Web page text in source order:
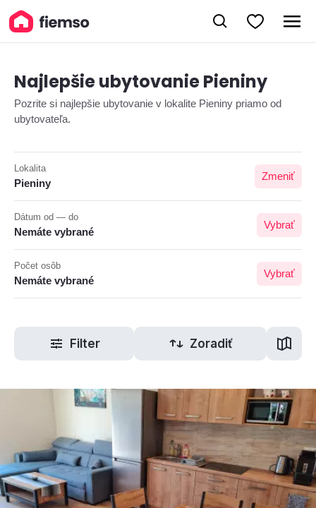
Najlepšie ubytovanie Pieniny
Pozrite si najlepšie ubytovanie v lokalite Pieniny priamo od
ubytovateľa.
Lokalita
Pieniny
Zmeniť
Dátum od — do
Nemáte vybrané
Vybrať
Počet osôb
Nemáte vybrané
Vybrať
Filter Zoradiť